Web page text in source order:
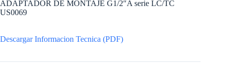
ADAPTADOR DE MONTAJE G1/2″A serie LC/TC
US0069
Descargar Informacion Tecnica (PDF)